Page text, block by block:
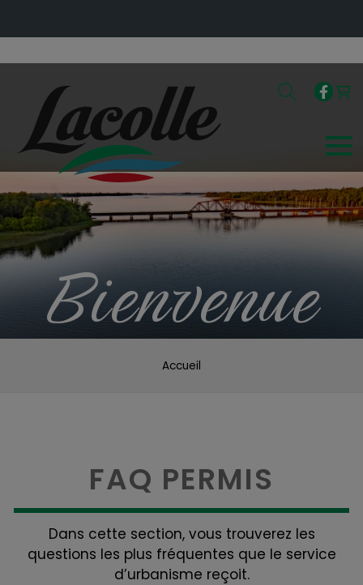
Bienvenue
Accueil
FAQ PERMIS
Dans cette section, vous trouverez les
questions les plus fréquentes que le service
d’urbanisme reçoit.